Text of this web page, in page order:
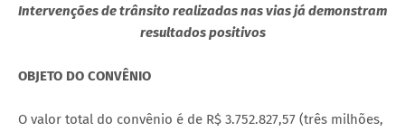
Intervenções de trânsito realizadas nas vias já demonstram
resultados positivos
OBJETO DO CONVÊNIO
O valor total do convênio é de R$ 3.752.827,57 (três milhões,